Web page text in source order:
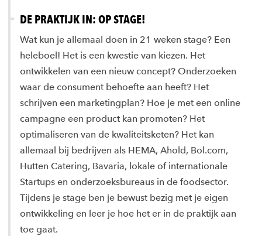
DE PRAKTIJK IN: OP STAGE!
Wat kun je allemaal doen in 21 weken stage? Een
heleboel! Het is een kwestie van kiezen. Het
ontwikkelen van een nieuw concept? Onderzoeken
waar de consument behoefte aan heeft? Het
schrijven een marketingplan? Hoe je met een online
campagne een product kan promoten? Het
optimaliseren van de kwaliteitsketen? Het kan
allemaal bij bedrijven als HEMA, Ahold, Bol.com,
Hutten Catering, Bavaria, lokale of internationale
Startups en onderzoeksbureaus in de foodsector.
Tijdens je stage ben je bewust bezig met je eigen
ontwikkeling en leer je hoe het er in de praktijk aan
toe gaat.